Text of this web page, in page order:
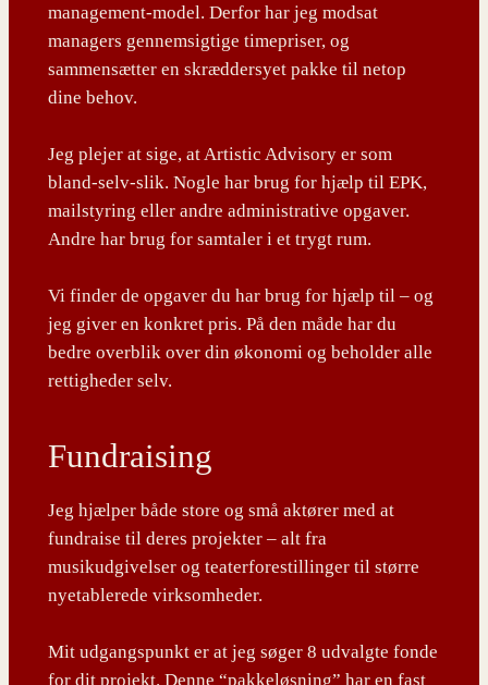
management-model. Derfor har jeg modsat
managers gennemsigtige timepriser, og
sammensætter en skræddersyet pakke til netop
dine behov.
Jeg plejer at sige, at Artistic Advisory er som
bland-selv-slik. Nogle har brug for hjælp til EPK,
mailstyring eller andre administrative opgaver.
Andre har brug for samtaler i et trygt rum.
Vi finder de opgaver du har brug for hjælp til – og
jeg giver en konkret pris. På den måde har du
bedre overblik over din økonomi og beholder alle
rettigheder selv.
Fundraising
Jeg hjælper både store og små aktører med at
fundraise til deres projekter – alt fra
musikudgivelser og teaterforestillinger til større
nyetablerede virksomheder.
Mit udgangspunkt er at jeg søger 8 udvalgte fonde
for dit projekt. Denne “pakkeløsning” har en fast